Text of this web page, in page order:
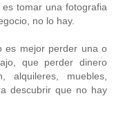
tomar una fotografia
no lo hay.
es mejor perder una o
que perder dinero
alquileres, muebles,
descubrir que no hay